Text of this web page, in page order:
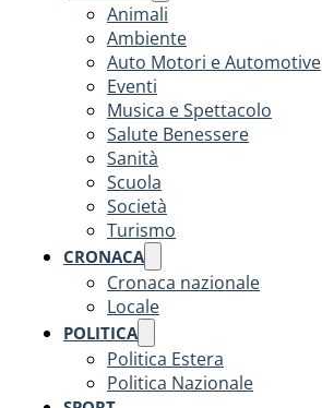
Animali
Ambiente
Auto Motori e Automotive
Eventi
Musica e Spettacolo
Salute Benessere
Sanità
Scuola
Società
Turismo
CRONACA
Cronaca nazionale
Locale
POLITICA
Politica Estera
Politica Nazionale